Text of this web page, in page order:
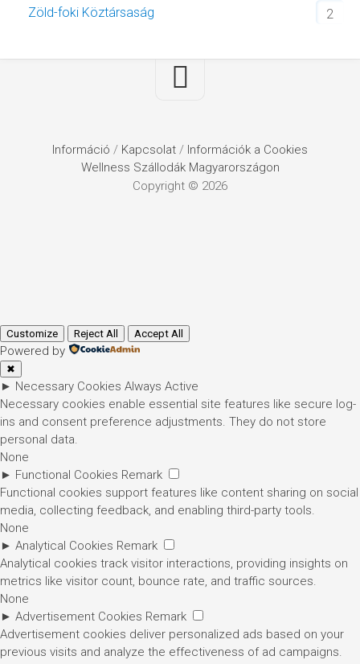
Zöld-foki Köztársaság
2
Információ / Kapcsolat / Információk a Cookies
Wellness Szállodák Magyarországon
Copyright © 2026
Customize Reject All Accept All
Powered by
✖
► Necessary Cookies Always Active
Necessary cookies enable essential site features like secure log-
ins and consent preference adjustments. They do not store
personal data.
None
► Functional Cookies Remark
Functional cookies support features like content sharing on social
media, collecting feedback, and enabling third-party tools.
None
► Analytical Cookies Remark
Analytical cookies track visitor interactions, providing insights on
metrics like visitor count, bounce rate, and traffic sources.
None
► Advertisement Cookies Remark
Advertisement cookies deliver personalized ads based on your
previous visits and analyze the effectiveness of ad campaigns.